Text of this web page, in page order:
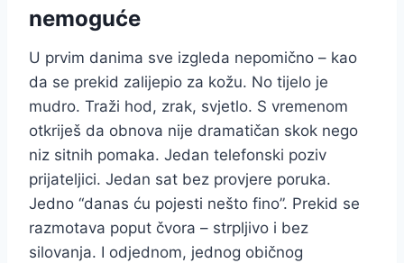
nemoguće
U prvim danima sve izgleda nepomično – kao
da se prekid zalijepio za kožu. No tijelo je
mudro. Traži hod, zrak, svjetlo. S vremenom
otkriješ da obnova nije dramatičan skok nego
niz sitnih pomaka. Jedan telefonski poziv
prijateljici. Jedan sat bez provjere poruka.
Jedno “danas ću pojesti nešto fino”. Prekid se
razmotava poput čvora – strpljivo i bez
silovanja. I odjednom, jednog običnog